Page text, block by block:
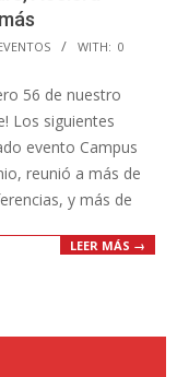
WITH: 0
56 de nuestro
Los siguientes
evento Campus
reunió a más de
y más de
LEER MÁS →